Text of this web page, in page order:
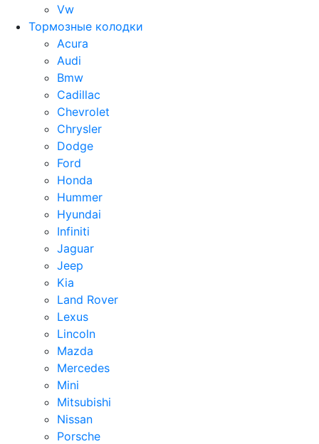
Vw
Тормозные колодки
Acura
Audi
Bmw
Cadillac
Chevrolet
Chrysler
Dodge
Ford
Honda
Hummer
Hyundai
Infiniti
Jaguar
Jeep
Kia
Land Rover
Lexus
Lincoln
Mazda
Mercedes
Mini
Mitsubishi
Nissan
Porsche